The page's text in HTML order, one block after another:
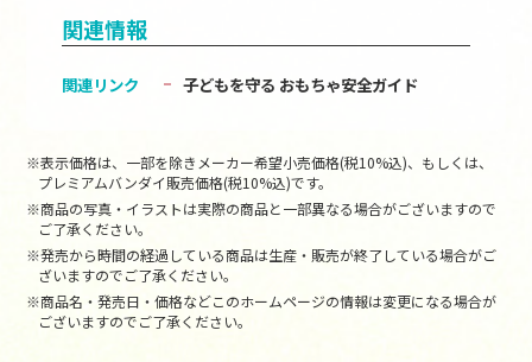
関連情報
関連リンク 子どもを守る おもちゃ安全ガイド
※表示価格は、一部を除きメーカー希望小売価格(税10%込)、もしくは、
プレミアムバンダイ販売価格(税10%込)です。
※商品の写真・イラストは実際の商品と一部異なる場合がございますので
ご了承ください。
※発売から時間の経過している商品は生産・販売が終了している場合がご
ざいますのでご了承ください。
※商品名・発売日・価格などこのホームページの情報は変更になる場合が
ございますのでご了承ください。